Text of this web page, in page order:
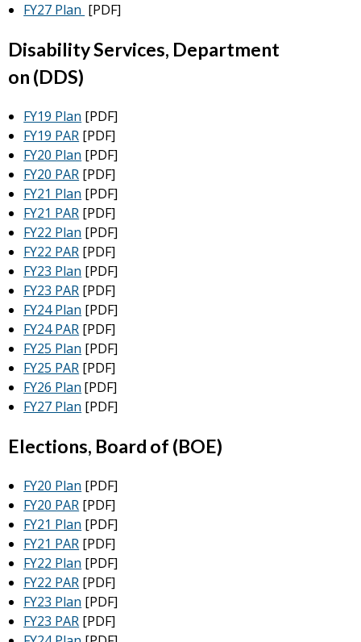
FY27 Plan [PDF]
Disability Services, Department
on (DDS)
FY19 Plan [PDF]
FY19 PAR [PDF]
FY20 Plan [PDF]
FY20 PAR [PDF]
FY21 Plan [PDF]
FY21 PAR [PDF]
FY22 Plan [PDF]
FY22 PAR [PDF]
FY23 Plan [PDF]
FY23 PAR [PDF]
FY24 Plan [PDF]
FY24 PAR [PDF]
FY25 Plan [PDF]
FY25 PAR [PDF]
FY26 Plan [PDF]
FY27 Plan [PDF]
Elections, Board of (BOE)
FY20 Plan [PDF]
FY20 PAR [PDF]
FY21 Plan [PDF]
FY21 PAR [PDF]
FY22 Plan [PDF]
FY22 PAR [PDF]
FY23 Plan [PDF]
FY23 PAR [PDF]